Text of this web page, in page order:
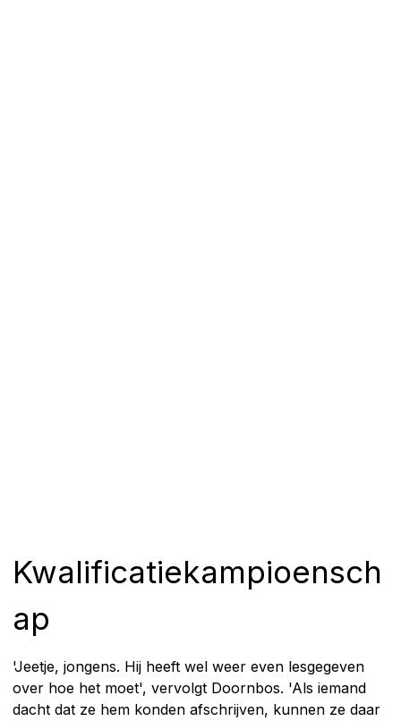
Kwalificatiekampioensch
ap
'Jeetje, jongens. Hij heeft wel weer even lesgegeven
over hoe het moet', vervolgt Doornbos. 'Als iemand
dacht dat ze hem konden afschrijven, kunnen ze daar